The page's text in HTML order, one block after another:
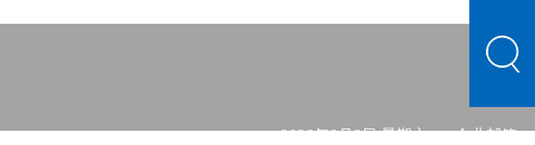
2026年8月8日 星期六 企业邮箱